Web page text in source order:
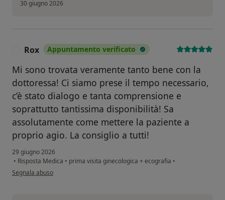
30 giugno 2026
Rox Appuntamento verificato
Mi sono trovata veramente tanto bene con la
dottoressa! Ci siamo prese il tempo necessario,
c’è stato dialogo e tanta comprensione e
soprattutto tantissima disponibilità! Sa
assolutamente come mettere la paziente a
proprio agio. La consiglio a tutti!
29 giugno 2026
• Risposta Medica • prima visita ginecologica + ecografia •
secondo l'opinione dell'utente Rox
Segnala abuso